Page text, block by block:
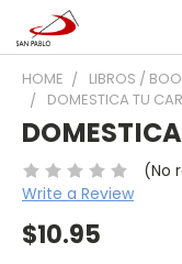
HOME LIBROS /
DOMESTICA TU
(No
Write a Review
$10.95